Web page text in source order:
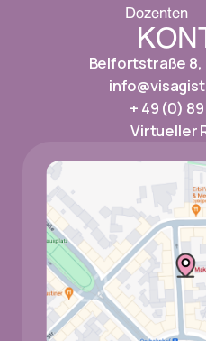
Dozenten
Belfortstraße 8,
+ 49 (0)
Virtueller